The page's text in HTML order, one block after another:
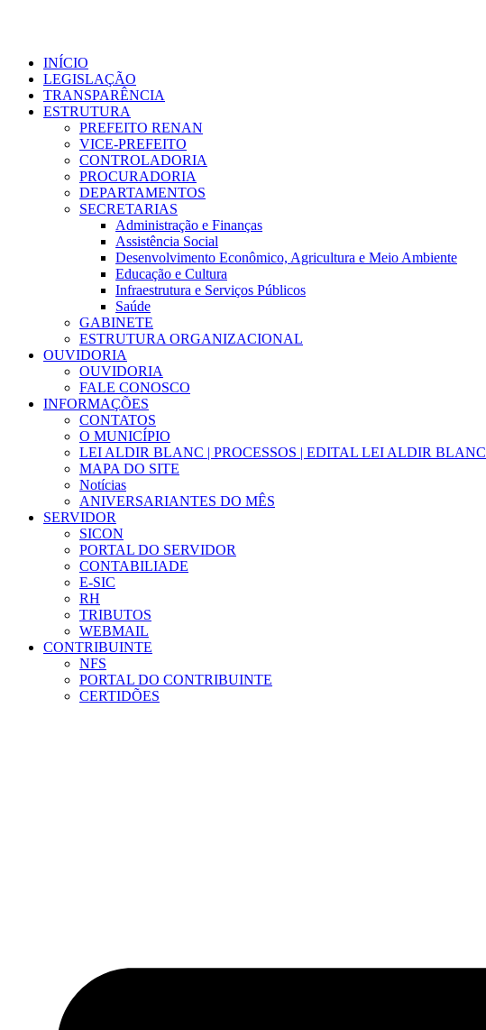
conteúdoINÍCIO
LEGISLAÇÃO
TRANSPARÊNCIA
ESTRUTURA
PREFEITO RENAN
VICE-PREFEITO
CONTROLADORIA
PROCURADORIA
DEPARTAMENTOS
SECRETARIAS
Administração e Finanças
Assistência Social
Desenvolvimento Econômico, Agricultura e Meio Ambiente
Educação e Cultura
Infraestrutura e Serviços Públicos
Saúde
GABINETE
ESTRUTURA ORGANIZACIONAL
OUVIDORIA
OUVIDORIA
FALE CONOSCO
INFORMAÇÕES
CONTATOS
O MUNICÍPIO
LEI ALDIR BLANC | PROCESSOS | EDITAL LEI ALDIR BLANC
MAPA DO SITE
Notícias
ANIVERSARIANTES DO MÊS
SERVIDOR
SICON
PORTAL DO SERVIDOR
CONTABILIADE
E-SIC
RH
TRIBUTOS
WEBMAIL
CONTRIBUINTE
NFS
PORTAL DO CONTRIBUINTE
CERTIDÕES